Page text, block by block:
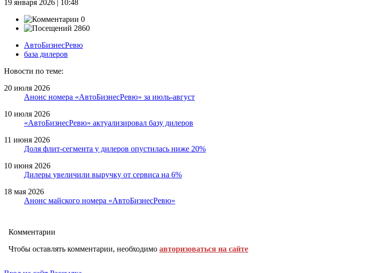
19 января 2026 | 10:48
0
2860
АвтоБизнесРевю
база дилеров
Новости по теме:
20 июля 2026
Анонс номера «АвтоБизнесРевю» за июль-август
10 июля 2026
«АвтоБизнесРевю» актуализировал базу дилеров
11 июня 2026
Доля флит-сегмента у дилеров опустилась ниже 20%
10 июня 2026
Дилеры увеличили выручку от сервиса на 6%
18 мая 2026
Анонс майского номера «АвтоБизнесРевю»
Комментарии
Чтобы оставлять комментарии, необходимо авторизоваться на сайте